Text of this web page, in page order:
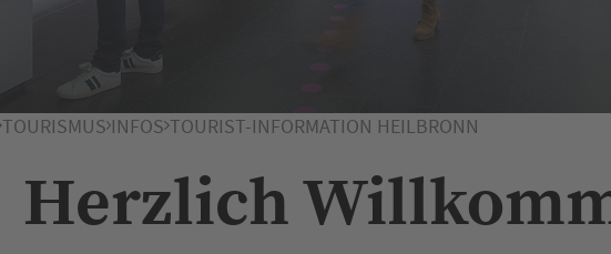
TOURISMUS INFOSTOURIST-INFORMATION HEILBRONN
Herzlich